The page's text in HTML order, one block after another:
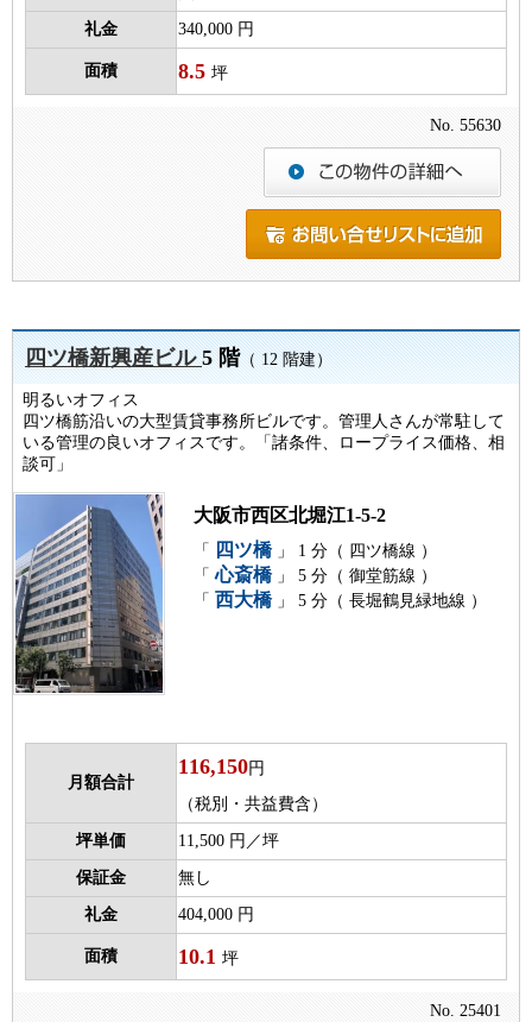
礼金 340,000 円
面積 8.5 坪
No. 55630
四ツ橋新興産ビル5 階（ 12 階建）
明るいオフィス
四ツ橋筋沿いの大型賃貸事務所ビルです。管理人さんが常駐して
いる管理の良いオフィスです。「諸条件、ロープライス価格、相
談可」
大阪市西区北堀江1-5-2
「 四ツ橋 」 1 分（ 四ツ橋線 ）
「 心斎橋 」 5 分（ 御堂筋線 ）
「 西大橋 」 5 分（ 長堀鶴見緑地線 ）
月額合計
116,150円
（税別・共益費含）
坪単価 11,500 円／坪
保証金 無し
礼金 404,000 円
面積 10.1 坪
No. 25401